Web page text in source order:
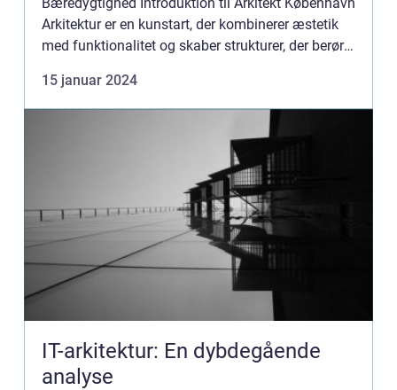
Arkitektur er en kunstart, der kombinerer æstetik
med funktionalitet og skaber strukturer, der berører
kontore...
15 januar 2024
IT-arkitektur: En dybdegående
analyse